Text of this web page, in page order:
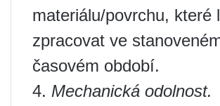
materiálu/povrchu, které
zpracovat ve
časovém období.
4. Mechanická odolnost.